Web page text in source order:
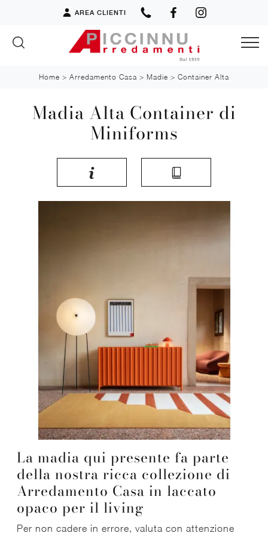
AREA CLIENTI
Home > Arredamento Casa > Madie > Container Alta
Madia Alta Container di
Miniforms
La madia qui presente fa parte
della nostra ricca collezione di
Arredamento Casa in laccato
opaco per il living
Per non cadere in errore, valuta con attenzione